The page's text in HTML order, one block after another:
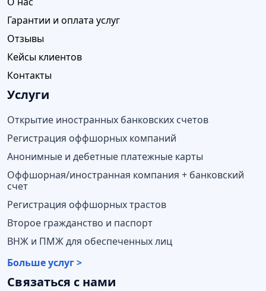
Гарантии и оплата услуг
Отзывы
Кейсы клиентов
Контакты
Услуги
Открытие иностранных банковских счетов
Регистрация оффшорных компаний
Анонимные и дебетные платежные карты
Оффшорная/иностранная компания + банковский
счет
Регистрация оффшорных трастов
Второе гражданство и паспорт
ВНЖ и ПМЖ для обеспеченных лиц
Больше услуг >
Связаться с нами